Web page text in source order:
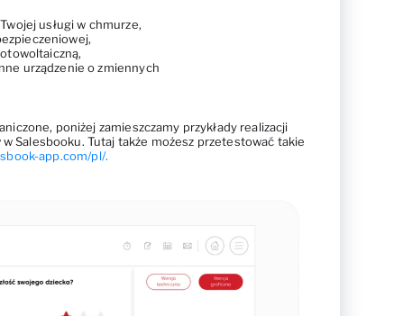
usługi w chmurze,
urządzenie o zmiennych
poniżej zamieszczamy przykłady realizacji
Salesbooku. Tutaj także możesz przetestować takie
app.com/pl/.